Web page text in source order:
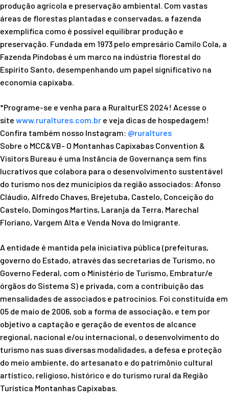
produção agrícola e preservação ambiental. Com vastas
áreas de florestas plantadas e conservadas, a fazenda
exemplifica como é possível equilibrar produção e
preservação. Fundada em 1973 pelo empresário Camilo Cola, a
Fazenda Pindobas é um marco na indústria florestal do
Espírito Santo, desempenhando um papel significativo na
economia capixaba.
*Programe-se e venha para a RuralturES 2024! Acesse o
site www.ruraltures.com.br e veja dicas de hospedagem!
Confira também nosso Instagram: @ruraltures
Sobre o MCC&VB- O Montanhas Capixabas Convention &
Visitors Bureau é uma Instância de Governança sem fins
lucrativos que colabora para o desenvolvimento sustentável
do turismo nos dez municípios da região associados: Afonso
Cláudio, Alfredo Chaves, Brejetuba, Castelo, Conceição do
Castelo, Domingos Martins, Laranja da Terra, Marechal
Floriano, Vargem Alta e Venda Nova do Imigrante.
A entidade é mantida pela iniciativa pública (prefeituras,
governo do Estado, através das secretarias de Turismo, no
Governo Federal, com o Ministério de Turismo, Embratur/e
órgãos do Sistema S) e privada, com a contribuição das
mensalidades de associados e patrocínios. Foi constituída em
05 de maio de 2006, sob a forma de associação, e tem por
objetivo a captação e geração de eventos de alcance
regional, nacional e/ou internacional, o desenvolvimento do
turismo nas suas diversas modalidades, a defesa e proteção
do meio ambiente, do artesanato e do patrimônio cultural
artístico, religioso, histórico e do turismo rural da Região
Turística Montanhas Capixabas.